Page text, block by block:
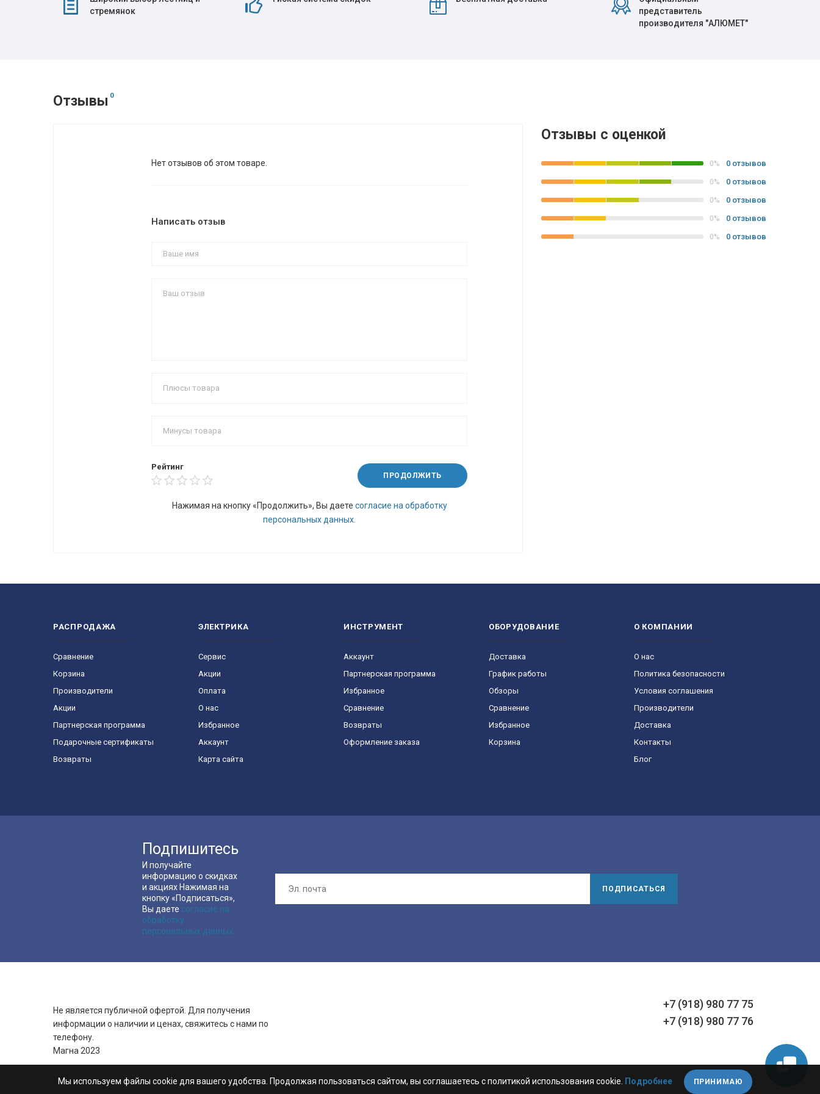
стремянок
представитель
производителя "АЛЮМЕТ"
Отзывы 0
Нет отзывов об этом товаре.
Написать отзыв
Рейтинг
ПРОДОЛЖИТЬ
Нажимая на кнопку «Продолжить», Вы даете согласие на обработку
персональных данных.
Отзывы с оценкой
0% 0 отзывов
0% 0 отзывов
0% 0 отзывов
0% 0 отзывов
0% 0 отзывов
РАСПРОДАЖА
Сравнение
Корзина
Производители
Акции
Партнерская программа
Подарочные сертификаты
Возвраты
ЭЛЕКТРИКА
Сервис
Акции
Оплата
О нас
Избранное
Аккаунт
Карта сайта
ИНСТРУМЕНТ
Аккаунт
Партнерская программа
Избранное
Сравнение
Возвраты
Оформление заказа
ОБОРУДОВАНИЕ
Доставка
График работы
Обзоры
Сравнение
Избранное
Корзина
О КОМПАНИИ
О нас
Политика безопасности
Условия соглашения
Производители
Доставка
Контакты
Блог
Подпишитесь
И получайте
информацию о скидках
и акциях Нажимая на
кнопку «Подписаться»,
Вы даете согласие на
обработку
персональных данных.
ПОДПИСАТЬСЯ
Не является публичной офертой. Для получения
информации о наличии и ценах, свяжитесь с нами по
телефону.
Магна 2023
+7 (918) 980 77 75
+7 (918) 980 77 76
Мы используем файлы cookie для вашего удобства. Продолжая пользоваться сайтом, вы соглашаетесь с политикой использования cookie. Подробнее ПРИНИМАЮ